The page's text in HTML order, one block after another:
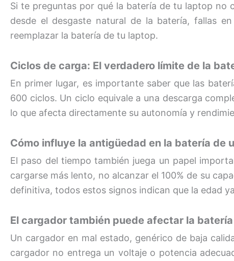
Si te preguntas por qué la batería de tu laptop no
desde el desgaste natural de la batería, fallas
reemplazar la batería de tu laptop.
Ciclos de carga: El verdadero límite de la
En primer lugar, es importante saber que las
600 ciclos. Un ciclo equivale a una descarga
lo que afecta directamente su autonomía y
Cómo influye la antigüedad en la batería de
El paso del tiempo también juega un papel
cargarse más lento, no alcanzar el 100% de su
definitiva, todos estos signos indican que la edad
El cargador también puede afectar la
Un cargador en mal estado, genérico de baja
cargador no entrega un voltaje o potencia